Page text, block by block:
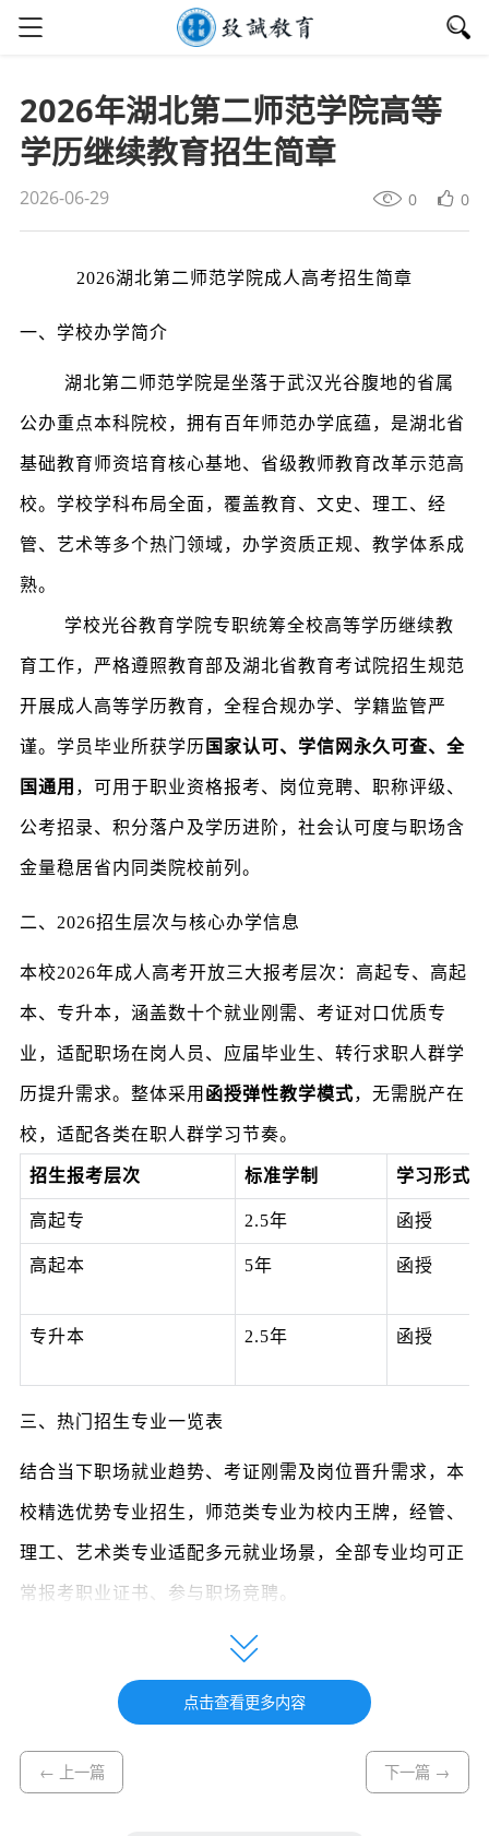
2026年湖北第二师范学院高等
学历继续教育招生简章
2026-06-29 0 0
2026湖北第二师范学院成人高考招生简章
一、学校办学简介
湖北第二师范学院是坐落于武汉光谷腹地的省属
公办重点本科院校，拥有百年师范办学底蕴，是湖北省
基础教育师资培育核心基地、省级教师教育改革示范高
校。学校学科布局全面，覆盖教育、文史、理工、经
管、艺术等多个热门领域，办学资质正规、教学体系成
熟。
学校光谷教育学院专职统筹全校高等学历继续教
育工作，严格遵照教育部及湖北省教育考试院招生规范
开展成人高等学历教育，全程合规办学、学籍监管严
谨。学员毕业所获学历 国家认可、学信网永久可查、全
国通用 ，可用于职业资格报考、岗位竞聘、职称评级、
公考招录、积分落户及学历进阶，社会认可度与职场含
金量稳居省内同类院校前列。
二、2026招生层次与核心办学信息
本校2026年成人高考开放三大报考层次：高起专、高起
本、专升本，涵盖数十个就业刚需、考证对口优质专
业，适配职场在岗人员、应届毕业生、转行求职人群学
历提升需求。整体采用 函授弹性教学模式，无需脱产在
校，适配各类在职人群学习节奏。
招生报考层次 标准学制 学习形式
高起专 2.5年 函授
高起本 5年 函授
专升本 2.5年 函授
三、热门招生专业一览表
结合当下职场就业趋势、考证刚需及岗位晋升需求，本
校精选优势专业招生，师范类专业为校内王牌，经管、
理工、艺术类专业适配多元就业场景，全部专业均可正
常报考职业证书、参与职场竞聘。
热门招生专业
工程造价、大数据与会计、电
学前教育、公共事业管理、物流管理
专升本
思想政治教育、教育学、小学
育、汉语言文学、英语、数学
点击查看更多内容
← 上一篇 下一篇 →